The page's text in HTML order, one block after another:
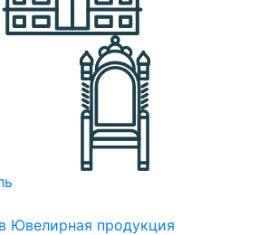
Ювелирная продукция